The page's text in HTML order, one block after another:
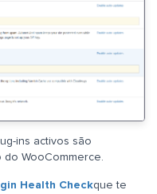
ins activos são
WooCommerce.
Health Checkque te